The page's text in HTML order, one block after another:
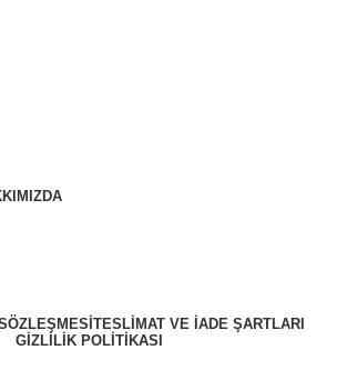
TESLIMAT VE İADE ŞARTLARI
GIZLILIK POLITIKASI